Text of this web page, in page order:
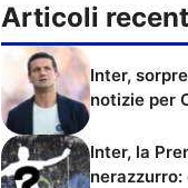
Articoli
Inter,
notizie per
Inter, la